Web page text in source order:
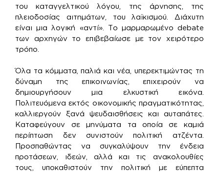
του καταγγελτικού λόγου, της άρνησης, της
πλειοδοσίας αιτημάτων, του λαϊκισμού. Διάχυτη
είναι μια λογική «αντί». Το μαρμαρωμένο debate
των αρχηγών το επιβεβαίωσε με τον χειρότερο
τρόπο.
Όλα τα κόμματα, παλιά και νέα, υπερεκτιμώντας τη
δύναμη της επικοινωνίας, επιχειρούν να
δημιουργήσουν μια ελκυστική εικόνα.
Πολιτευόμενα εκτός οικονομικής πραγματικότητας,
καλλιεργούν ξανά ψευδαισθήσεις και αυταπάτες.
Καταφεύγουν σε μηνύματα τα οποία σε καμιά
περίπτωση δεν συνιστούν πολιτική ατζέντα.
Προσπαθώντας να συγκαλύψουν την ένδεια
προτάσεων, ιδεών, αλλά και τις ανακολουθίες
τους, υποκαθιστούν την πολιτική με εύπεπτα